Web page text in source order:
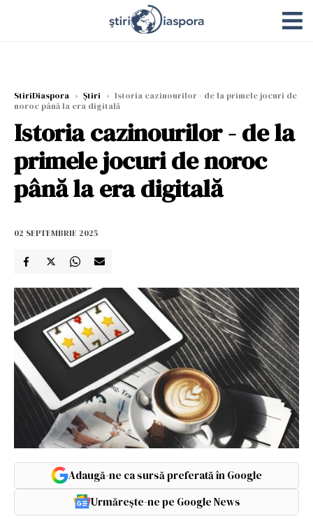
StiriDiaspora › Știri › Istoria cazinourilor - de la primele jocuri de
noroc până la era digitală
Istoria cazinourilor - de la
primele jocuri de noroc
până la era digitală
02 SEPTEMBRIE 2025
Adaugă-ne ca sursă preferată în Google
Urmărește-ne pe Google News